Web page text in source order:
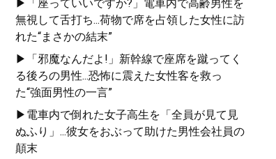
▶「座っていいですか?」電車内で高齢男性を
無視して舌打ち...荷物で席を占領した女性に訪
れた“まさかの結末”
▶「邪魔なんだよ!」新幹線で座席を蹴ってく
る後ろの男性...恐怖に震えた女性客を救っ
た“強面男性の一言”
▶電車内で倒れた女子高生を「全員が見て見
ぬふり」...彼女をおぶって助けた男性会社員の
顛末